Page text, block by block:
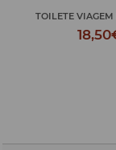
TOILETE